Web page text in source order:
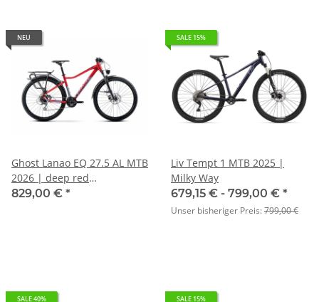
NEU
Ghost Lanao EQ 27.5 AL MTB
2026 | deep red
pearl/purple pearl - glossy
829,00 € *
SALE 15%
Liv Tempt 1 MTB 2025 |
Milky Way
679,15 € - 799,00 € *
Unser bisheriger Preis:799,00 €
SALE 40% SALE 15%